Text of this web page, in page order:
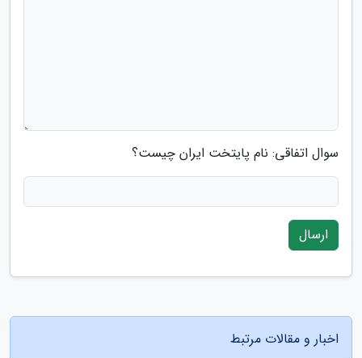
سوال اتفاقی: نام پایتخت ایران چیست؟
ارسال
اخبار و مقالات مرتبط